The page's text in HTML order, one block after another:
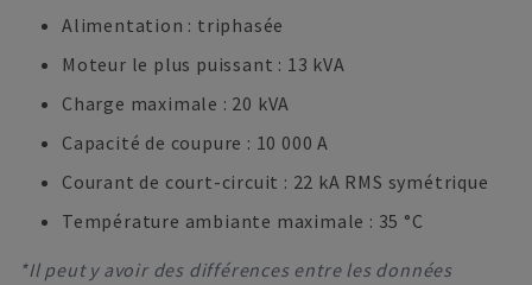
Alimentation : triphasée
Moteur le plus puissant : 13 kVA
Charge maximale : 20 kVA
Capacité de coupure : 10 000 A
Courant de court-circuit : 22 kA RMS symétrique
Température ambiante maximale : 35 °C
*Il peut y avoir des différences entre les données